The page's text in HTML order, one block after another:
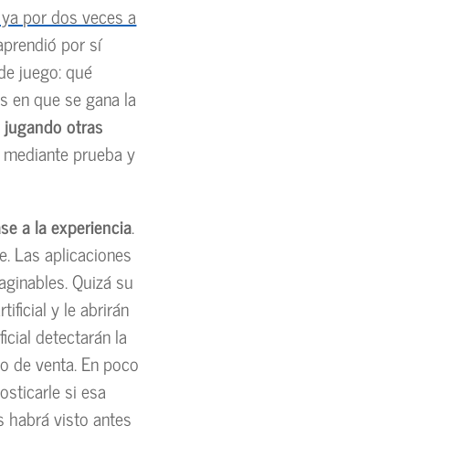
por dos veces a
por sí
juego: qué
en que se gana la
otras
prueba y
a la experiencia.
Las aplicaciones
Quizá su
y le abrirán
detectarán la
de venta. En poco
si esa
habrá visto antes